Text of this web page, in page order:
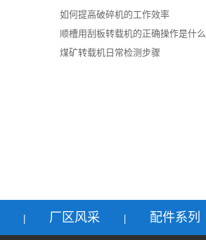
如何提高破碎机的工作效率
顺槽用刮板转载机的正确操作是什么
煤矿转载机日常检测步骤
厂区风采 配件系列